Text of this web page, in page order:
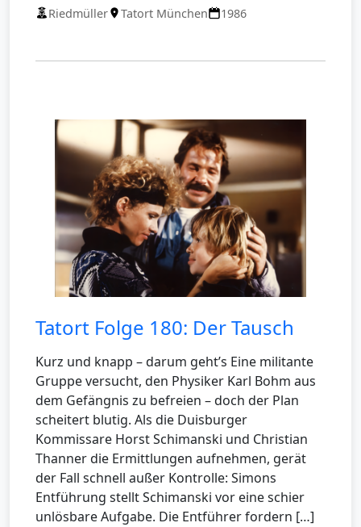
Riedmüller Tatort München 1986
Tatort Folge 180: Der Tausch
Kurz und knapp – darum geht’s Eine militante
Gruppe versucht, den Physiker Karl Bohm aus
dem Gefängnis zu befreien – doch der Plan
scheitert blutig. Als die Duisburger
Kommissare Horst Schimanski und Christian
Thanner die Ermittlungen aufnehmen, gerät
der Fall schnell außer Kontrolle: Simons
Entführung stellt Schimanski vor eine schier
unlösbare Aufgabe. Die Entführer fordern […]